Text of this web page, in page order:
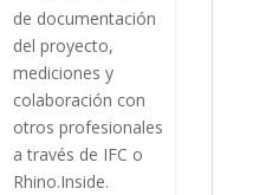
de documentación
del proyecto,
mediciones y
colaboración con
otros profesionales
a través de IFC o
Rhino.Inside.